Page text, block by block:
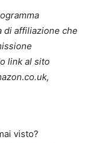
di affiliazione che
link al sito
visto?